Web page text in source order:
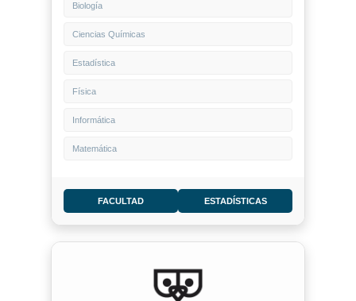
Biología
Ciencias Químicas
Estadística
Física
Informática
Matemática
FACULTAD ESTADÍSTICAS